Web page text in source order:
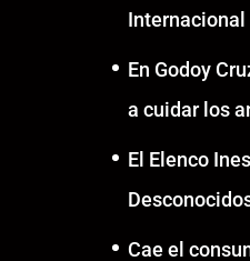
Internacional
En Godoy
a cuidar los
El Elenco
Cae el